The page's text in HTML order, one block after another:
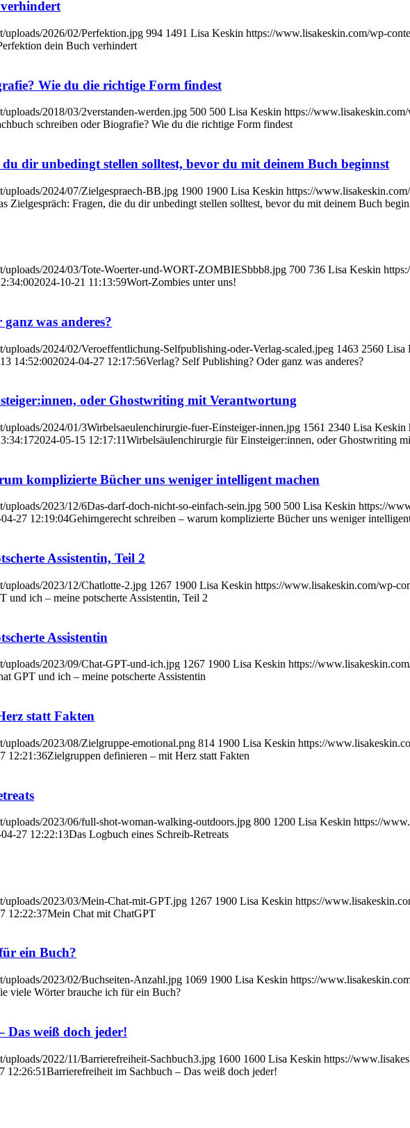
2026/02/Perfektion.jpg 994 1491 Lisa Keskin https://www.lisakeskin.com/wp-
dein Buch verhindert
Wie du die richtige Form findest
2018/03/2verstanden-werden.jpg 500 500 Lisa Keskin https://
schreiben oder Biografie? Wie du die richtige Form findest
dir unbedingt stellen solltest, bevor du mit deinem Buch beginnst
2024/07/Zielgespraech-BB.jpg 1900 1900 Lisa Keskin https://
Zielgespräch: Fragen, die du dir unbedingt stellen solltest, bevor du mit deinem Buch
uploads/2024/03/Tote-Woerter-und-WORT-ZOMBIESbbb8.jpg 700 736 Lisa Keskin
2024-10-21 11:13:59Wort-Zombies unter uns!
was anderes?
2024/02/Veroeffentlichung-Selfpublishing-oder-Verlag-scaled.jpeg 1463 2560 Lisa
14:52:002024-04-27 12:17:56Verlag? Self Publishing? Oder ganz was anderes?
oder Ghostwriting mit Verantwortung
2024/01/3Wirbelsaeulenchirurgie-fuer-Einsteiger-innen.jpg 1561 2340 Lisa Keskin
2024-05-15 12:17:11Wirbelsäulenchirurgie für Einsteiger:innen, oder Ghostwriting
komplizierte Bücher uns weniger intelligent machen
2023/12/6Das-darf-doch-nicht-so-einfach-sein.jpg 500 500 Lisa Keskin https://
27 12:19:04Gehirngerecht schreiben – warum komplizierte Bücher uns weniger
Assistentin, Teil 2
2023/12/Chatlotte-2.jpg 1267 1900 Lisa Keskin https://www.lisakeskin.com/wp-
und ich – meine potscherte Assistentin, Teil 2
Assistentin
2023/09/Chat-GPT-und-ich.jpg 1267 1900 Lisa Keskin https://
GPT und ich – meine potscherte Assistentin
statt Fakten
2023/08/Zielgruppe-emotional.png 814 1900 Lisa Keskin https://
12:21:36Zielgruppen definieren – mit Herz statt Fakten
2023/06/full-shot-woman-walking-outdoors.jpg 800 1200 Lisa Keskin https://
27 12:22:13Das Logbuch eines Schreib-Retreats
2023/03/Mein-Chat-mit-GPT.jpg 1267 1900 Lisa Keskin https://
12:22:37Mein Chat mit ChatGPT
ein Buch?
2023/02/Buchseiten-Anzahl.jpg 1069 1900 Lisa Keskin https://
viele Wörter brauche ich für ein Buch?
Das weiß doch jeder!
2022/11/Barrierefreiheit-Sachbuch3.jpg 1600 1600 Lisa Keskin https://
12:26:51Barrierefreiheit im Sachbuch – Das weiß doch jeder!